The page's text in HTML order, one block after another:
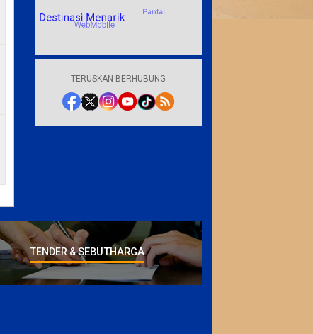
TERUSKAN BERHUBUNG
TENDER &SEBUTHARGA